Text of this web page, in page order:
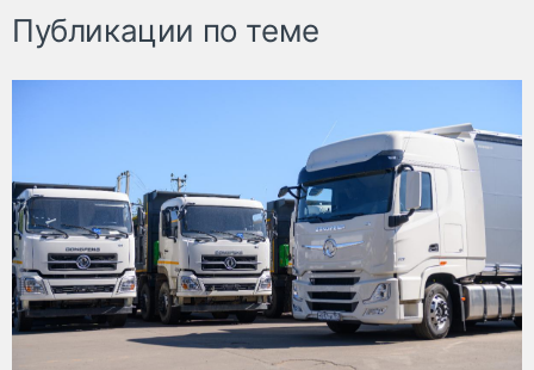
Публикации по теме